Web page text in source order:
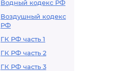
Водный кодекс РФ
Воздушный кодекс
РФ
ГК РФ часть 1
ГК РФ часть 2
ГК РФ часть 3